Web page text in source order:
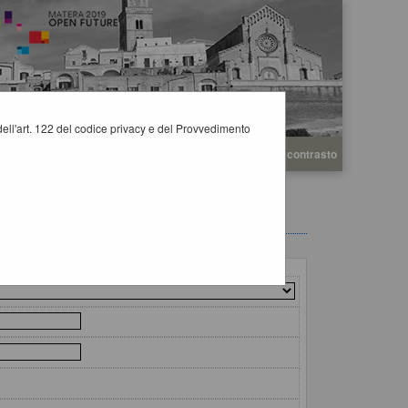
Alto contrasto
122 del codice privacy e del Provvedimento